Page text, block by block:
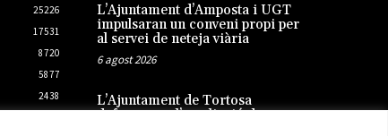
25226
17531
8720
5877
2438
L’Ajuntament d’Amposta i UGT
impulsaran un conveni propi per
al servei de neteja viària
6 agost 2026
L’Ajuntament de Tortosa
defensa que l’ampliació de